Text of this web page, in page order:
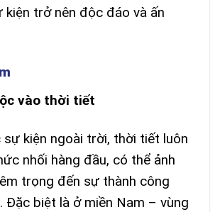
kiện trở nên độc đáo và ấn
vào thời tiết
sự kiện ngoài trời, thời tiết luôn
nhối hàng đầu, có thể ảnh
trọng đến sự thành công
Đặc biệt là ở miền Nam – vùng